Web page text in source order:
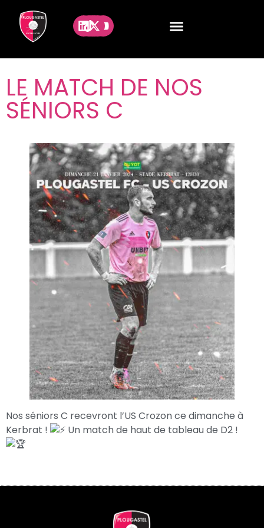
LE MATCH DE NOS
SÉNIORS C
Nos séniors C recevront l’US Crozon ce dimanche à
Kerbrat !
Un match de haut de tableau de D2 !